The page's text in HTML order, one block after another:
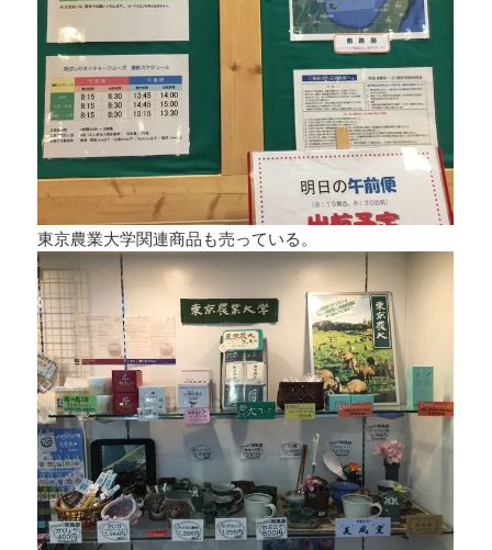
東京農業大学関連商品も売っている。